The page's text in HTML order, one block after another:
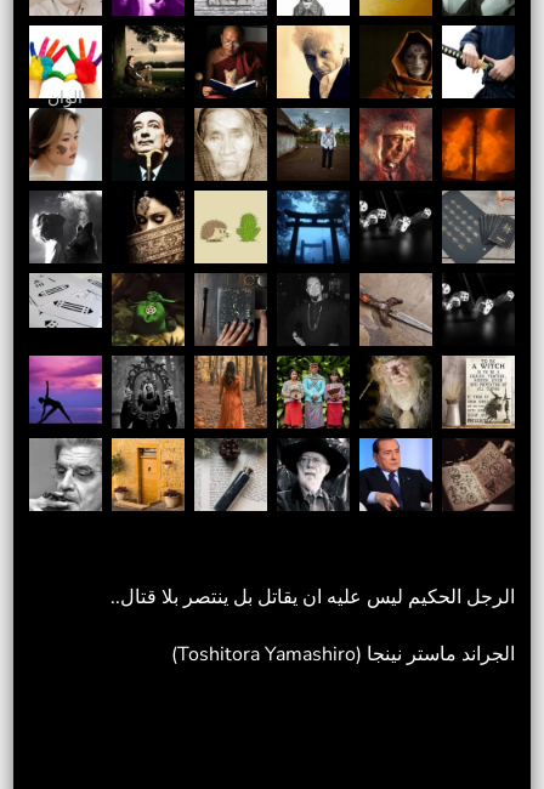
الوان
الرجل الحكيم ليس عليه ان يقاتل بل ينتصر بلا قتال..
الجراند ماستر نينجا (Toshitora Yamashiro)